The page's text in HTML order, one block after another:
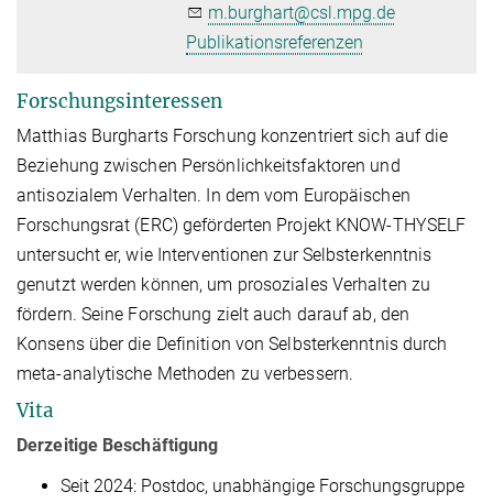
m.burghart@csl.mpg.de
Publikationsreferenzen
Forschungsinteressen
Matthias Burgharts Forschung konzentriert sich auf die
Beziehung zwischen Persönlichkeitsfaktoren und
antisozialem Verhalten. In dem vom Europäischen
Forschungsrat (ERC) geförderten Projekt KNOW-THYSELF
untersucht er, wie Interventionen zur Selbsterkenntnis
genutzt werden können, um prosoziales Verhalten zu
fördern. Seine Forschung zielt auch darauf ab, den
Konsens über die Definition von Selbsterkenntnis durch
meta-analytische Methoden zu verbessern.
Vita
Derzeitige Beschäftigung
Seit 2024: Postdoc, unabhängige Forschungsgruppe